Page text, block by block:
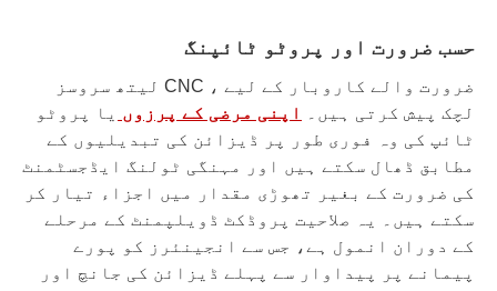
حسب ضرورت اور پروٹو ٹائپنگ
ضرورت والے کاروبار کے لیے ، CNC لیتھ سروسز
لچک پیش کرتی ہیں۔
اپنی مرضی کے پرزوں یا پروٹو
ٹائپ کی وہ فوری طور پر ڈیزائن کی تبدیلیوں کے
مطابق ڈھال سکتے ہیں اور مہنگی ٹولنگ ایڈجسٹمنٹ
کی ضرورت کے بغیر تھوڑی مقدار میں اجزاء تیار کر
سکتے ہیں۔ یہ صلاحیت پروڈکٹ ڈویلپمنٹ کے مرحلے
کے دوران انمول ہے، جس سے انجینئرز کو پورے
پیمانے پر پیداوار سے پہلے ڈیزائن کی جانچ اور